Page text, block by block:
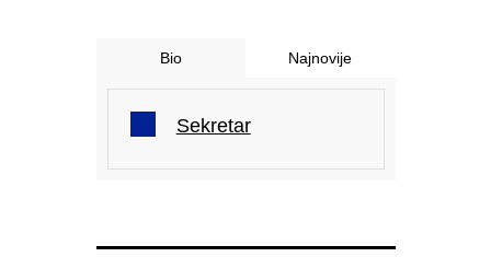
Bio Najnovije
Sekretar